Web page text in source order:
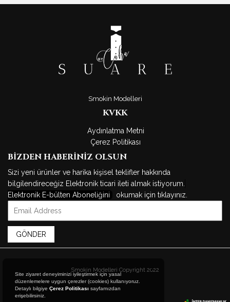
Smokin Modelleri
KVKK
Aydınlatma Metni
Çerez Politikası
BİZDEN HABERİNİZ OLSUN
Sizi yeni ürünler ve harika kişisel teklifler hakkında
bilgilendireceğiz Elektronik ticari ileti almak istiyorum.
Elektronik E-bülten Aboneliğini
okumak için tıklayınız.
GÖNDER
Smokin Modelleri Copyright 2022
Site ziyaret deneyiminizi iyileştirmek için yasal
düzenlemelere uygun çerezler (cookies) kullanıyoruz.
Detaylı bilgiye Çerez Politikası sayfamızdan
erişebilirsiniz.
X